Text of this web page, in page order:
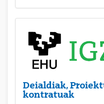
Deialdiak,
kontratuak